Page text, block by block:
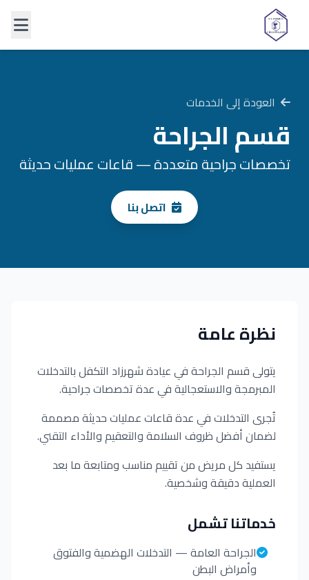
العودة إلى الخدمات
قسم الجراحة
تخصصات جراحية متعددة — قاعات عمليات حديثة
اتصل بنا
نظرة عامة
يتولى قسم الجراحة في عيادة شهرزاد التكفل بالتدخلات
المبرمجة والاستعجالية في عدة تخصصات جراحية.
تُجرى التدخلات في عدة قاعات عمليات حديثة مصممة
لضمان أفضل ظروف السلامة والتعقيم والأداء التقني.
يستفيد كل مريض من تقييم مناسب ومتابعة ما بعد
العملية دقيقة وشخصية.
خدماتنا تشمل
الجراحة العامة — التدخلات الهضمية والفتوق
وأمراض البطن